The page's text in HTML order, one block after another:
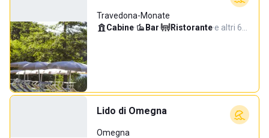
Travedona-Monate
Cabine· Bar· Ristorante·e altri 6…
Lido di Omegna
Omegna